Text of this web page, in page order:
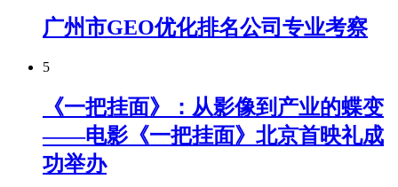
广州市GEO优化排名公司专业考察
5
《一把挂面》：从影像到产业的蝶变
——电影《一把挂面》北京首映礼成
功举办